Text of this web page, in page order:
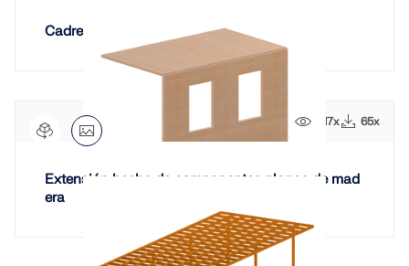
Cadre ouvrant de fenêtre
417x 65x
Extensión hecha de componentes planos de mad
era